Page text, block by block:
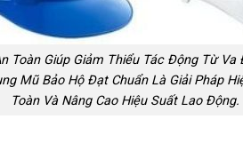
Toàn Giúp Giảm Thiểu Tác Động Từ Va
Mũ Bảo Hộ Đạt Chuẩn Là Giải Pháp
Toàn Và Nâng Cao Hiệu Suất Lao Động.